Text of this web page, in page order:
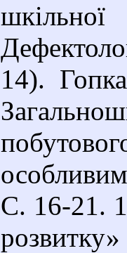
14).
С. 16-21.